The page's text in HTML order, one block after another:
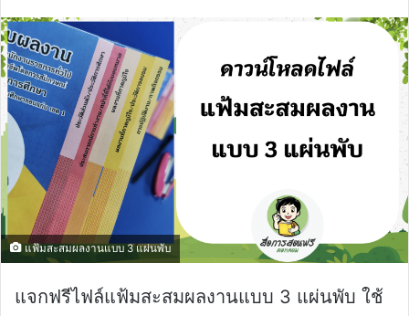
แฟ้มสะสมผลงานแบบ 3 แผ่นพับ
แจกฟรีไฟล์แฟ้มสะสมผลงานแบบ 3 แผ่นพับ ใช้